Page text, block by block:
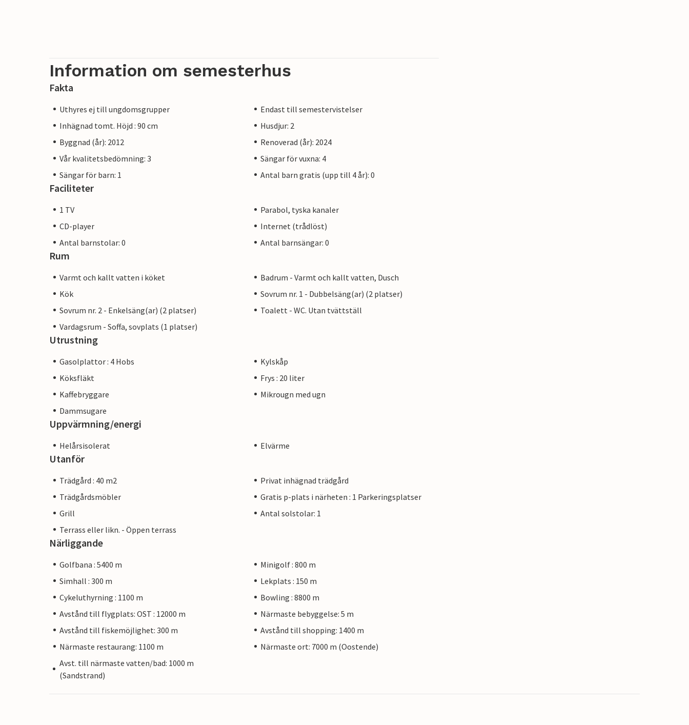
Information om semesterhus
Fakta
Uthyres ej till ungdomsgrupper
Endast till semestervistelser
Inhägnad tomt. Höjd : 90 cm
Husdjur: 2
Byggnad (år): 2012
Renoverad (år): 2024
Vår kvalitetsbedömning: 3
Sängar för vuxna: 4
Sängar för barn: 1
Antal barn gratis (upp till 4 år): 0
Faciliteter
1 TV
Parabol, tyska kanaler
CD-player
Internet (trådlöst)
Antal barnstolar: 0
Antal barnsängar: 0
Rum
Varmt och kallt vatten i köket
Badrum - Varmt och kallt vatten, Dusch
Kök
Sovrum nr. 1 - Dubbelsäng(ar) (2 platser)
Sovrum nr. 2 - Enkelsäng(ar) (2 platser)
Toalett - WC. Utan tvättställ
Vardagsrum - Soffa, sovplats (1 platser)
Utrustning
Gasolplattor : 4 Hobs
Kylskåp
Köksfläkt
Frys : 20 liter
Kaffebryggare
Mikrougn med ugn
Dammsugare
Uppvärmning/energi
Helårsisolerat Elvärme
Utanför
Trädgård : 40 m2
Privat inhägnad trädgård
Trädgårdsmöbler
Gratis p-plats i närheten : 1 Parkeringsplatser
Grill
Antal solstolar: 1
Terrass eller likn. - Öppen terrass
Närliggande
Golfbana : 5400 m
Minigolf : 800 m
Simhall : 300 m
Lekplats : 150 m
Cykeluthyrning : 1100 m
Bowling : 8800 m
Avstånd till flygplats: OST : 12000 m
Närmaste bebyggelse: 5 m
Avstånd till fiskemöjlighet: 300 m
Avstånd till shopping: 1400 m
Närmaste restaurang: 1100 m
Närmaste ort: 7000 m (Oostende)
Avst. till närmaste vatten/bad: 1000 m
(Sandstrand)